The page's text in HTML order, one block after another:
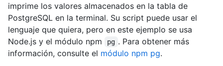
imprime los valores almacenados en la tabla de
PostgreSQL en la terminal. Su script puede usar el
lenguaje que quiera, pero en este ejemplo se usa
Node.js y el módulo npm
pg . Para obtener más
información, consulte el módulo npm pg.